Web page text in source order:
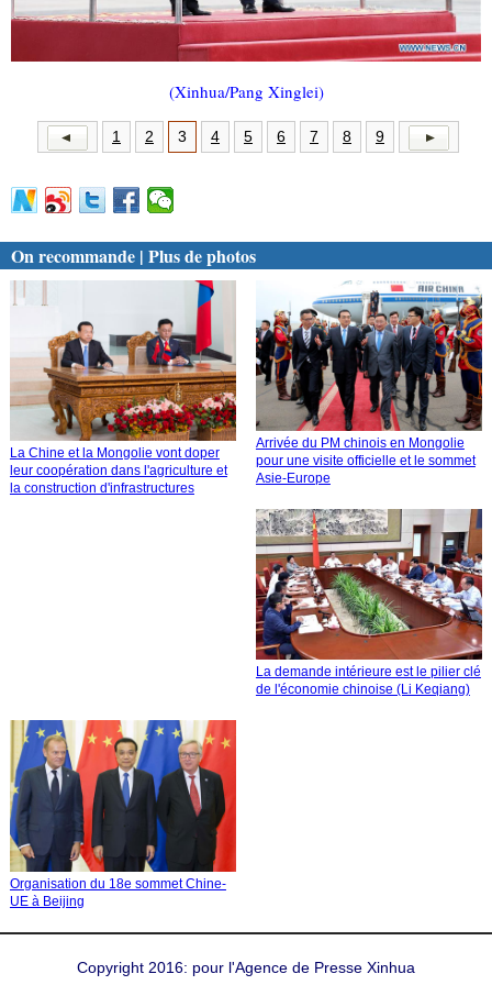
(Xinhua/Pang Xinglei)
1 2 3 4 5 6 7 8 9
On recommande | Plus de photos
La Chine et la Mongolie vont doper
leur coopération dans l'agriculture et
la construction d'infrastructures
Arrivée du PM chinois en Mongolie
pour une visite officielle et le sommet
Asie-Europe
La demande intérieure est le pilier clé
de l'économie chinoise (Li Keqiang)
Organisation du 18e sommet Chine-
UE à Beijing
Copyright 2016: pour l'Agence de Presse Xinhua